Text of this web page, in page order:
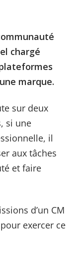
chargé
marque.
sur deux
si une
il
aux tâches
et faire
d’un CM
exercer ce